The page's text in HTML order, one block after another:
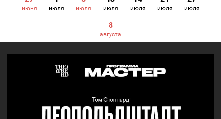
июня июля июля июля июля июля июля
8
августа